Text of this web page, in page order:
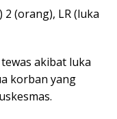
(orang), LR (luka
akibat luka
korban yang